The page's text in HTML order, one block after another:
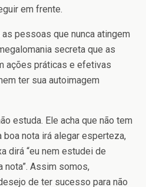
em frente.
pessoas que nunca atingem
secreta que as
ações práticas e efetivas
ter sua autoimagem
estuda. Ele acha que não tem
boa nota irá alegar esperteza,
dirá “eu nem estudei de
nota”. Assim somos,
de ter sucesso para não